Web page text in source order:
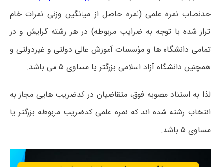
حدنصاب نمره علمی (نمره حاصل از میانگین وزنی نمرات خام
تراز شده با توجه به ضرایب مربوطه) در هر رشته گرایش و در
تمامی دانشگاه ها و مؤسسات آموزش عالی دولتی و غیردولتی و
همچنین دانشگاه آزاد اسلامی بزرگتر یا مساوی ۵ می باشد.
لذا به استناد مصوبه فوق، متقاضیان در کدضریب هایی مجاز به
انتخاب رشته شده اند که نمره علمی کدضریب مربوطه بزرگتر یا
مساوی ۵ باشد.